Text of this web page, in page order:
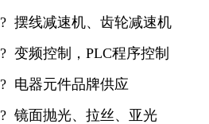
? 摆线减速机、齿轮减速机
? 变频控制，PLC程序控制
? 电器元件品牌供应
? 镜面抛光、拉丝、亚光